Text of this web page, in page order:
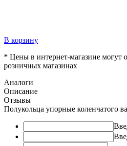
В корзину
* Цены в интернет-магазине могут
розничных магазинах
Аналоги
Описание
Отзывы
Полукольца упорные коленчатого